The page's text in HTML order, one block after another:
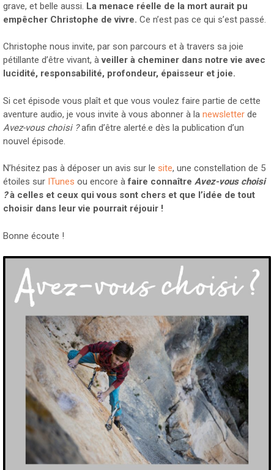
grave, et belle aussi. La menace réelle de la mort aurait pu
empêcher Christophe de vivre. Ce n’est pas ce qui s’est passé.
Christophe nous invite, par son parcours et à travers sa joie
pétillante d’être vivant, àveiller à cheminer dans notre vie avec
lucidité, responsabilité, profondeur, épaisseur et joie.
Si cet épisode vous plaît et que vous voulez faire partie de cette
aventure audio, je vous invite à vous abonner à la newsletter de
Avez-vous choisi ?afin d’être alerté.e dès la publication d’un
nouvel épisode.
N’hésitez pas à déposer un avis sur le site, une constellation de 5
étoiles sur ITunes ou encore àfaire connaître Avez-vous choisi
?à celles et ceux qui vous sont chers et que l’idée de tout
choisir dans leur vie pourrait réjouir !
Bonne écoute !